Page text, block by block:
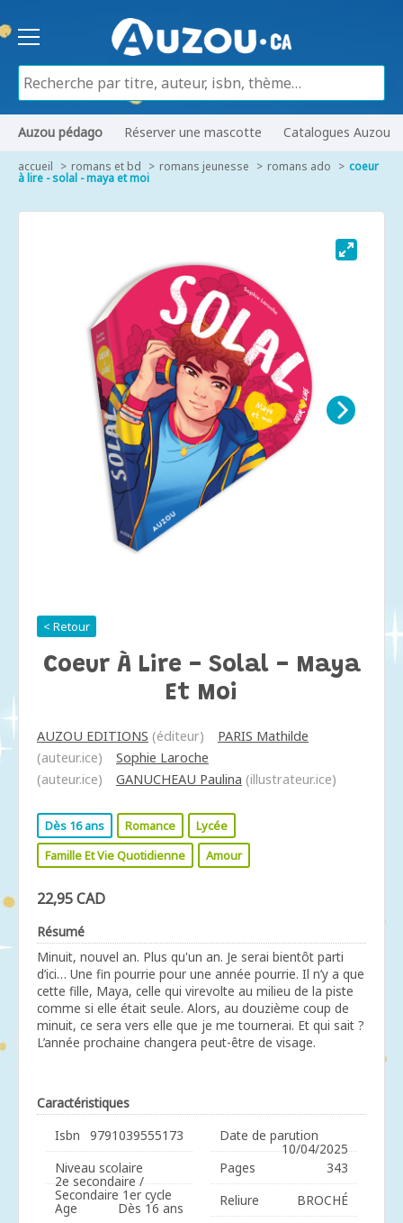
Auzou pédago Réserver une mascotte Catalogues Auzou
accueil romans et bd romans jeunesse romans ado coeur
à lire - solal - maya et moi
< Retour
Coeur À Lire - Solal - Maya
Et Moi
AUZOU EDITIONS (éditeur)
PARIS Mathilde
(auteur.ice)
Sophie Laroche
(auteur.ice)
GANUCHEAU Paulina (illustrateur.ice)
Dès 16 ans Romance
Lycée
Famille Et Vie Quotidienne
Amour
22,95 CAD
Résumé
Minuit, nouvel an. Plus qu'un an. Je serai bientôt parti
d’ici… Une fin pourrie pour une année pourrie. Il n’y a que
cette fille, Maya, celle qui virevolte au milieu de la piste
comme si elle était seule. Alors, au douzième coup de
minuit, ce sera vers elle que je me tournerai. Et qui sait ?
L’année prochaine changera peut-être de visage.
Caractéristiques
Isbn
9791039555173
Niveau scolaire
2e secondaire /
Secondaire 1er cycle
Age
Dès 16 ans
Date de parution
10/04/2025
Pages
343
Reliure
BROCHÉ